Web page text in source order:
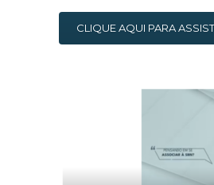
CLIQUE AQUI PARA